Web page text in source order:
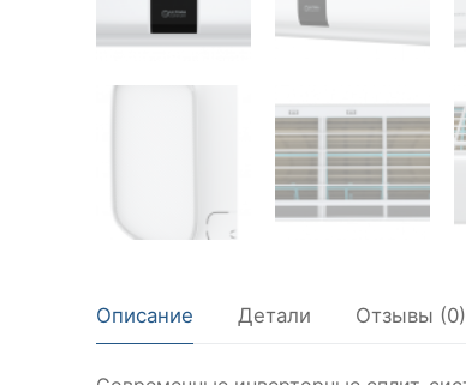
Описание Детали Отзывы (0)